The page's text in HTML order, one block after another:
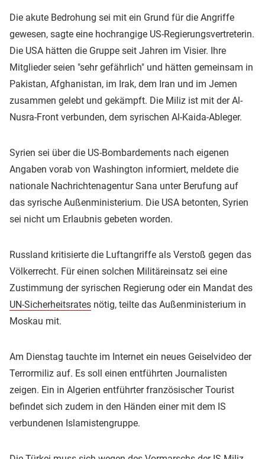
Die akute Bedrohung sei mit ein Grund für die Angriffe
gewesen, sagte eine hochrangige US-Regierungsvertreterin.
Die USA hätten die Gruppe seit Jahren im Visier. Ihre
Mitglieder seien "sehr gefährlich" und hätten gemeinsam in
Pakistan, Afghanistan, im Irak, dem Iran und im Jemen
zusammen gelebt und gekämpft. Die Miliz ist mit der Al-
Nusra-Front verbunden, dem syrischen Al-Kaida-Ableger.
Syrien sei über die US-Bombardements nach eigenen
Angaben vorab von Washington informiert, meldete die
nationale Nachrichtenagentur Sana unter Berufung auf
das syrische Außenministerium. Die USA betonten, Syrien
sei nicht um Erlaubnis gebeten worden.
Russland kritisierte die Luftangriffe als Verstoß gegen das
Völkerrecht. Für einen solchen Militäreinsatz sei eine
Zustimmung der syrischen Regierung oder ein Mandat des
UN-Sicherheitsrates nötig, teilte das Außenministerium in
Moskau mit.
Am Dienstag tauchte im Internet ein neues Geiselvideo der
Terrormiliz auf. Es soll einen entführten Journalisten
zeigen. Ein in Algerien entführter französischer Tourist
befindet sich zudem in den Händen einer mit dem IS
verbundenen Islamistengruppe.